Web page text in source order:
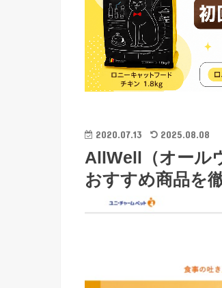
2020.07.13 2025.08.08
AllWell（オール
おすすめ商品を